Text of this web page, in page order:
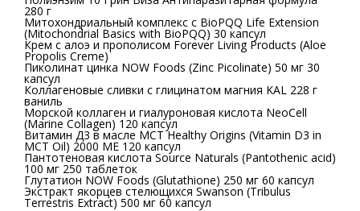
280 г
Митохондриальный комплекс с BioPQQ Life Extension
(Mitochondrial Basics with BioPQQ) 30 капсул
Крем с алоэ и прополисом Forever Living Products (Aloe
Propolis Creme)
Пиколинат цинка NOW Foods (Zinc Picolinate) 50 мг 30
капсул
Коллагеновые сливки с глицинатом магния KAL 228 г
ваниль
Морской коллаген и гиалуроновая кислота NeoCell
(Marine Collagen) 120 капсул
Витамин Д3 в масле МСТ Healthy Origins (Vitamin D3 in
MCT Oil) 2000 МЕ 120 капсул
Пантотеновая кислота Source Naturals (Pantothenic acid)
100 мг 250 таблеток
Глутатион NOW Foods (Glutathione) 250 мг 60 капсул
Экстракт якорцев стелющихся Swanson (Tribulus
Terrestris Extract) 500 мг 60 капсул